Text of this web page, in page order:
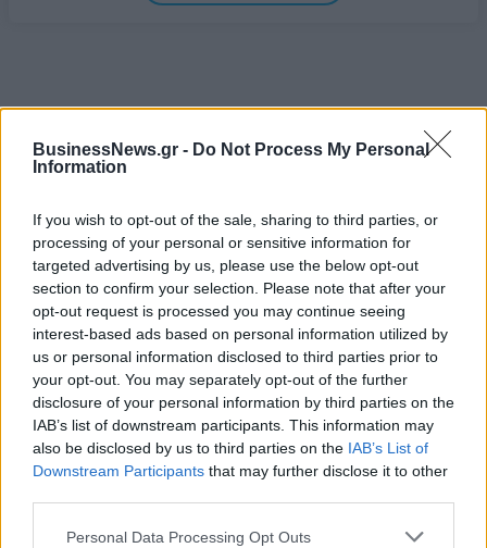
BusinessNews.gr - Do Not Process My Personal
Information
If you wish to opt-out of the sale, sharing to third parties, or
processing of your personal or sensitive information for
targeted advertising by us, please use the below opt-out
section to confirm your selection. Please note that after your
opt-out request is processed you may continue seeing
interest-based ads based on personal information utilized by
us or personal information disclosed to third parties prior to
your opt-out. You may separately opt-out of the further
disclosure of your personal information by third parties on the
IAB’s list of downstream participants. This information may
also be disclosed by us to third parties on the IAB’s List of
Downstream Participants that may further disclose it to other
Personal Data Processing Opt Outs
Όμιλος ΔΕΗ: Νέα συμφωνία για χαρτοφυλάκιο
έργων ΑΠΕ άνω των 2 GW σε Πολωνία και
Ουγγαρία
08/08/2026 - 10:26 ΕΝΕΡΓΕΙΑ
Health Monitoring: Η εθνική υποδομή για την
αξιοποίηση των δεδομένων υγείας προς όφελος
των πολιτών
08/08/2026 - 11:48 ΥΓΕΙΑ
Χρηματιστήριο Αθηνών: Εβδομαδιαία άνοδος
1,76%, κέρδη 23,31% από τις αρχές του έτους